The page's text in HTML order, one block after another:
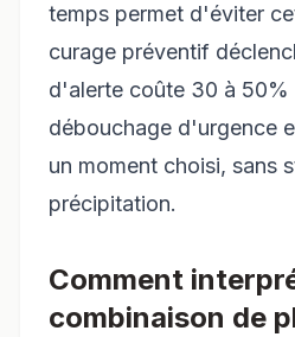
temps permet d'éviter
curage préventif
d'alerte coûte 30 à 50%
débouchage d'urgence
un moment choisi, sans
précipitation.
Comment
combinaison de